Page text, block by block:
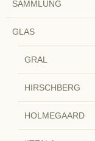
SAMMLUNG
GLAS
GRAL
HIRSCHBERG
HOLMEGAARD